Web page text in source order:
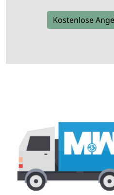
Kostenlose